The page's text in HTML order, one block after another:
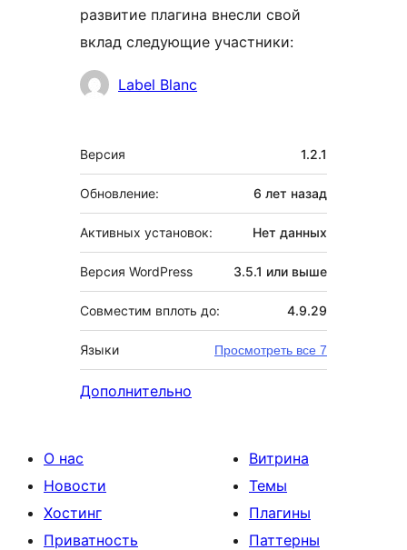
развитие плагина внесли свой
вклад следующие участники:
УчастникиLabel Blanc
Мета
Версия 1.2.1
Обновление: 6 лет назад
Активных установок: Нет данных
Версия WordPress 3.5.1 или выше
Совместим вплоть до: 4.9.29
Языки Просмотреть все 7
Дополнительно
О нас
Новости
Хостинг
Приватность
Витрина
Темы
Плагины
Паттерны